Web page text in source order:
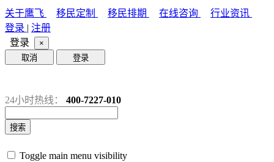
关于鹰飞 移民定制 移民排期 在线咨询
行业资讯
登录 | 注册
登录
×
取消
登录
24小时热线： 400-7227-010
搜索
Toggle main menu visibility